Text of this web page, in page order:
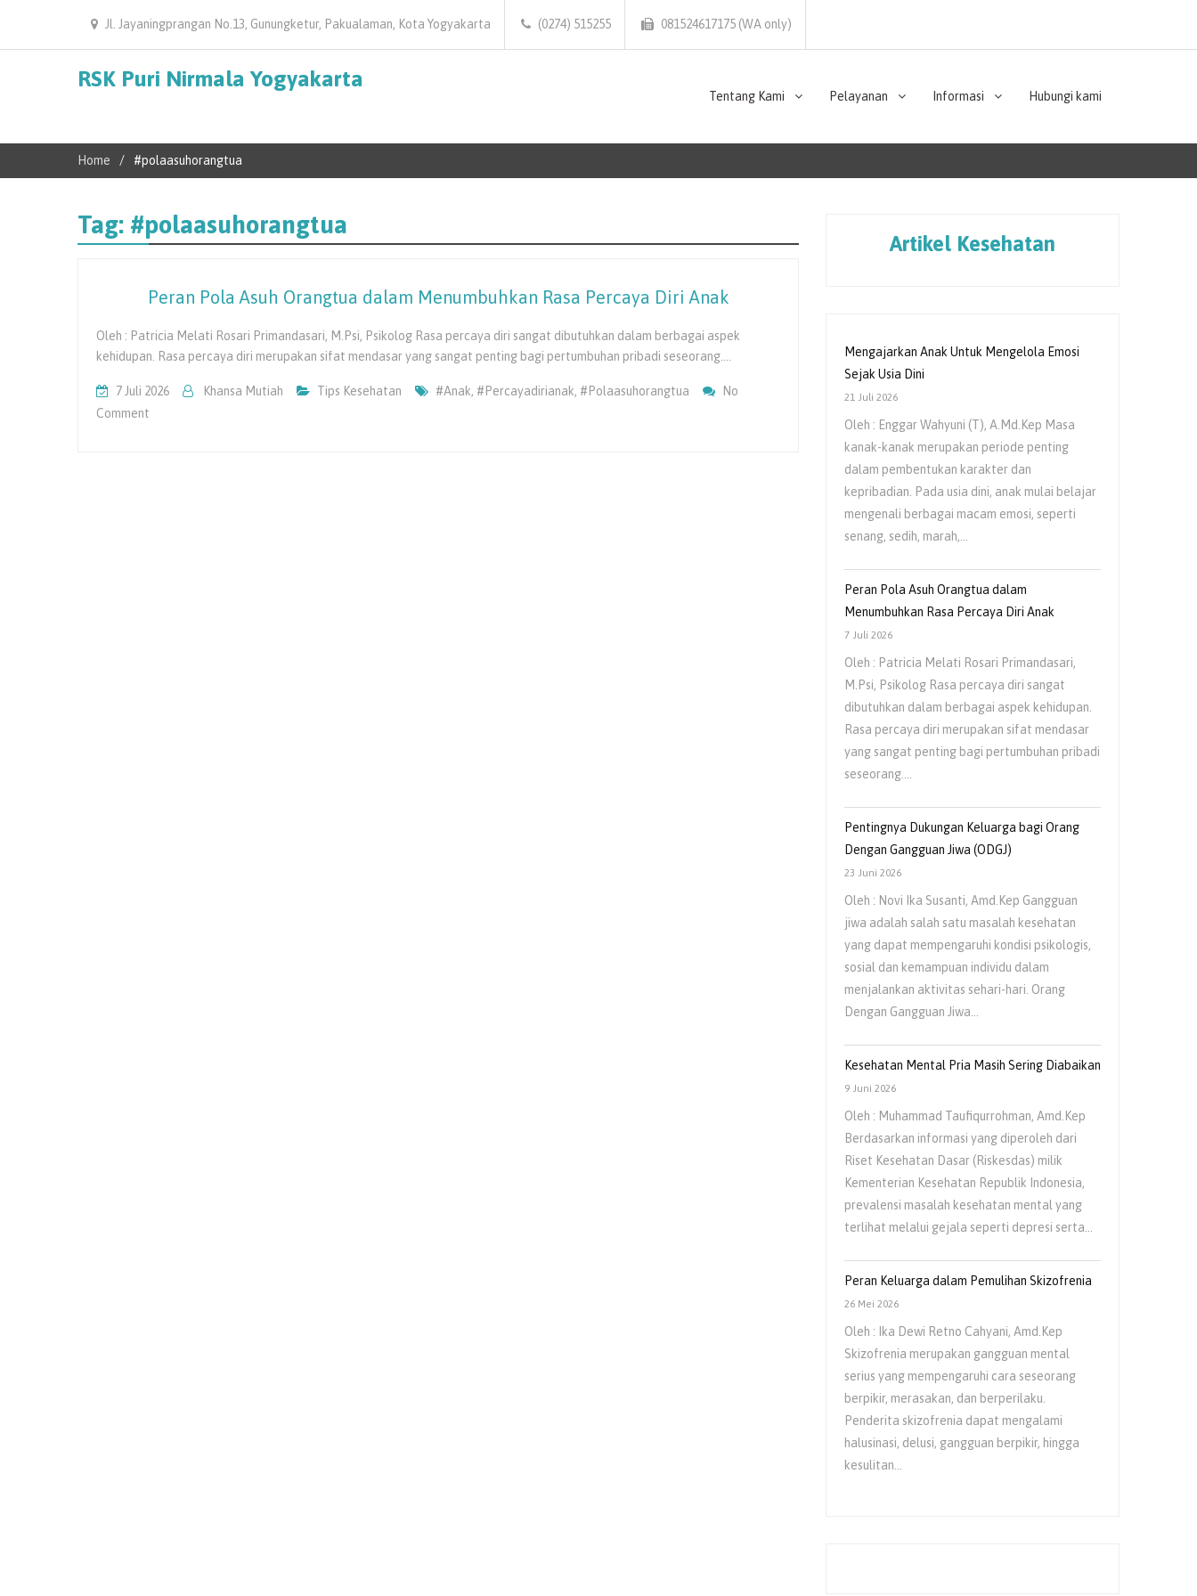
Jl. Jayaningprangan No.13, Gunungketur, Pakualaman, Kota Yogyakarta (0274) 515255 081524617175 (WA only)
RSK Puri Nirmala Yogyakarta
Tentang Kami Pelayanan Informasi Hubungi kami
Home #polaasuhorangtua
Tag: #polaasuhorangtua
Peran Pola Asuh Orangtua dalam Menumbuhkan Rasa Percaya Diri Anak
Oleh : Patricia Melati Rosari Primandasari, M.Psi, Psikolog Rasa percaya diri sangat dibutuhkan dalam berbagai aspek
kehidupan. Rasa percaya diri merupakan sifat mendasar yang sangat penting bagi pertumbuhan pribadi seseorang.…
7 Juli 2026 Khansa Mutiah Tips Kesehatan #anak, #percayadirianak, #polaasuhorangtua
No
Comment
Artikel Kesehatan
Mengajarkan Anak Untuk Mengelola Emosi
Sejak Usia Dini
21 Juli 2026
Oleh : Enggar Wahyuni (T), A.Md.Kep Masa
kanak-kanak merupakan periode penting
dalam pembentukan karakter dan
kepribadian. Pada usia dini, anak mulai belajar
mengenali berbagai macam emosi, seperti
senang, sedih, marah,…
Peran Pola Asuh Orangtua dalam
Menumbuhkan Rasa Percaya Diri Anak
7 Juli 2026
Oleh : Patricia Melati Rosari Primandasari,
M.Psi, Psikolog Rasa percaya diri sangat
dibutuhkan dalam berbagai aspek kehidupan.
Rasa percaya diri merupakan sifat mendasar
yang sangat penting bagi pertumbuhan pribadi
seseorang.…
Pentingnya Dukungan Keluarga bagi Orang
Dengan Gangguan Jiwa (ODGJ)
23 Juni 2026
Oleh : Novi Ika Susanti, Amd.Kep Gangguan
jiwa adalah salah satu masalah kesehatan
yang dapat mempengaruhi kondisi psikologis,
sosial dan kemampuan individu dalam
menjalankan aktivitas sehari-hari. Orang
Dengan Gangguan Jiwa…
Kesehatan Mental Pria Masih Sering Diabaikan
9 Juni 2026
Oleh : Muhammad Taufiqurrohman, Amd.Kep
Berdasarkan informasi yang diperoleh dari
Riset Kesehatan Dasar (Riskesdas) milik
Kementerian Kesehatan Republik Indonesia,
prevalensi masalah kesehatan mental yang
terlihat melalui gejala seperti depresi serta…
Peran Keluarga dalam Pemulihan Skizofrenia
26 Mei 2026
Oleh : Ika Dewi Retno Cahyani, Amd.Kep
Skizofrenia merupakan gangguan mental
serius yang mempengaruhi cara seseorang
berpikir, merasakan, dan berperilaku.
Penderita skizofrenia dapat mengalami
halusinasi, delusi, gangguan berpikir, hingga
kesulitan…